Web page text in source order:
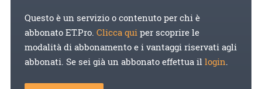
Questo è un servizio o contenuto per chi è
abbonato ET.Pro. Clicca quiper scoprire le
modalità di abbonamento e i vantaggi riservati agli
abbonati. Se sei già un abbonato effettua illogin.